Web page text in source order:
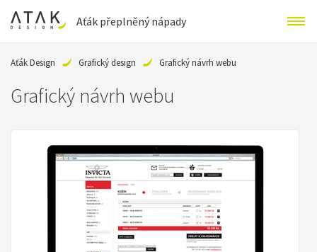
Aťák přeplněný nápady
Aťák Design Grafický design Grafický návrh webu
Grafický návrh webu